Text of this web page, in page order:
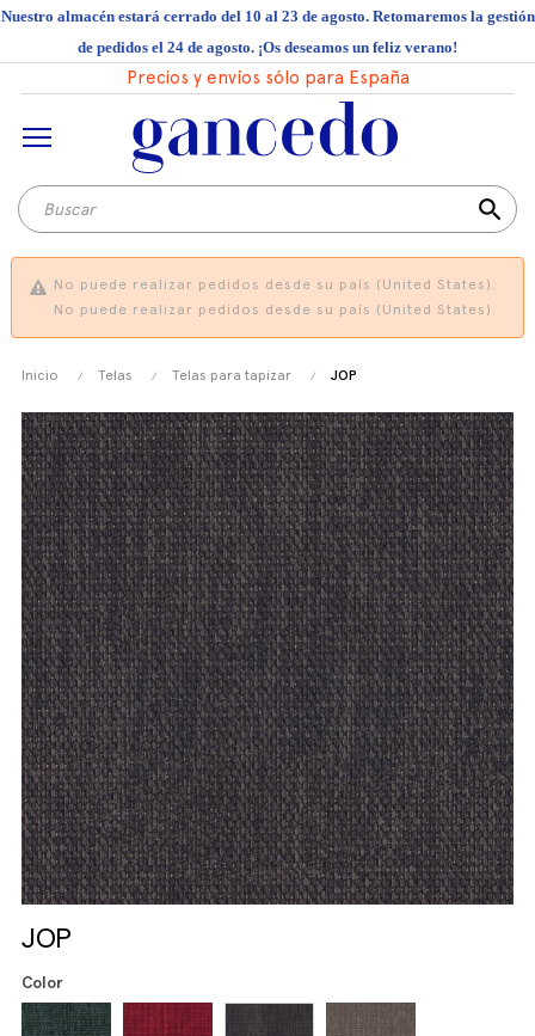
Nuestro almacén estará cerrado del 10 al 23 de agosto. Retomaremos la gestión
de pedidos el 24 de agosto. ¡Os deseamos un feliz verano!
Precios y envíos sólo para España
search
No puede realizar pedidos desde su país (United States).
No puede realizar pedidos desde su país (United States).
Inicio Telas Telas para tapizar JOP
JOP
Color